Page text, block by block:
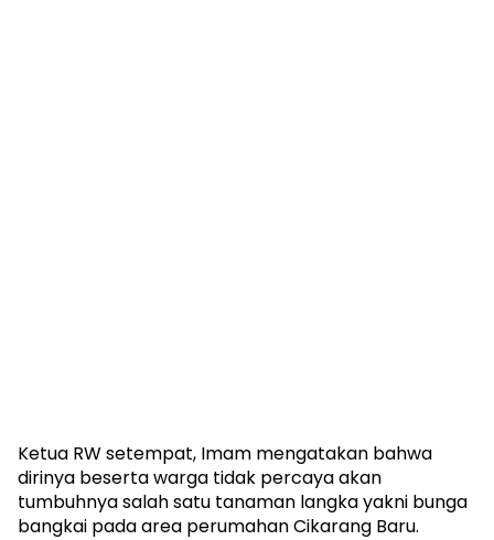
Ketua RW setempat, Imam mengatakan bahwa
dirinya beserta warga tidak percaya akan
tumbuhnya salah satu tanaman langka yakni bunga
bangkai pada area perumahan Cikarang Baru.